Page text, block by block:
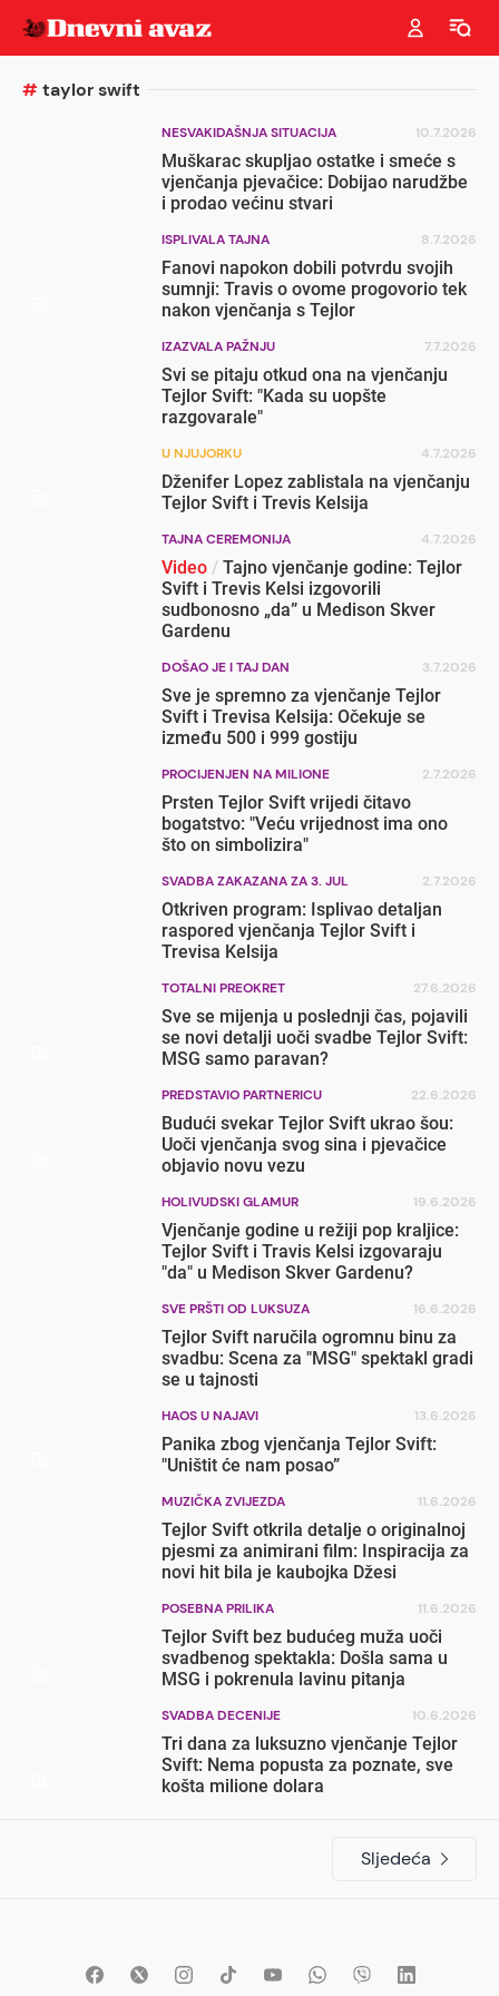
#taylor swift
NESVAKIDAŠNJA SITUACIJA 10.7.2026
Muškarac skupljao ostatke i smeće s
vjenčanja pjevačice: Dobijao narudžbe
i prodao većinu stvari
ISPLIVALA TAJNA 8.7.2026
Fanovi napokon dobili potvrdu svojih
sumnji: Travis o ovome progovorio tek
nakon vjenčanja s Tejlor
IZAZVALA PAŽNJU 7.7.2026
Svi se pitaju otkud ona na vjenčanju
Tejlor Svift: "Kada su uopšte
razgovarale"
U NJUJORKU 4.7.2026
Dženifer Lopez zablistala na vjenčanju
Tejlor Svift i Trevis Kelsija
TAJNA CEREMONIJA 4.7.2026
Video / Tajno vjenčanje godine: Tejlor
Svift i Trevis Kelsi izgovorili
sudbonosno „da” u Medison Skver
Gardenu
DOŠAO JE I TAJ DAN 3.7.2026
Sve je spremno za vjenčanje Tejlor
Svift i Trevisa Kelsija: Očekuje se
između 500 i 999 gostiju
PROCIJENJEN NA MILIONE 2.7.2026
Prsten Tejlor Svift vrijedi čitavo
bogatstvo: "Veću vrijednost ima ono
što on simbolizira"
SVADBA ZAKAZANA ZA 3. JUL 2.7.2026
Otkriven program: Isplivao detaljan
raspored vjenčanja Tejlor Svift i
Trevisa Kelsija
TOTALNI PREOKRET 27.6.2026
Sve se mijenja u poslednji čas, pojavili
se novi detalji uoči svadbe Tejlor Svift:
MSG samo paravan?
PREDSTAVIO PARTNERICU 22.6.2026
Budući svekar Tejlor Svift ukrao šou:
Uoči vjenčanja svog sina i pjevačice
objavio novu vezu
HOLIVUDSKI GLAMUR 19.6.2026
Vjenčanje godine u režiji pop kraljice:
Tejlor Svift i Travis Kelsi izgovaraju
"da" u Medison Skver Gardenu?
SVE PRŠTI OD LUKSUZA 16.6.2026
Tejlor Svift naručila ogromnu binu za
svadbu: Scena za "MSG" spektakl gradi
se u tajnosti
HAOS U NAJAVI 13.6.2026
Panika zbog vjenčanja Tejlor Svift:
"Uništit će nam posao”
MUZIČKA ZVIJEZDA 11.6.2026
Tejlor Svift otkrila detalje o originalnoj
pjesmi za animirani film: Inspiracija za
novi hit bila je kaubojka Džesi
POSEBNA PRILIKA 11.6.2026
Tejlor Svift bez budućeg muža uoči
svadbenog spektakla: Došla sama u
MSG i pokrenula lavinu pitanja
SVADBA DECENIJE 10.6.2026
Tri dana za luksuzno vjenčanje Tejlor
Svift: Nema popusta za poznate, sve
košta milione dolara
Sljedeća